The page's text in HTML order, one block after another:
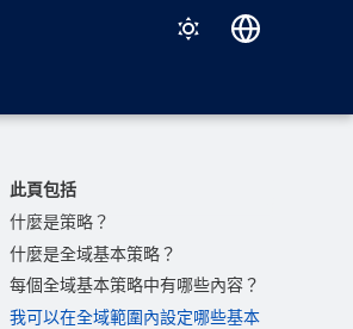
Italiano
日本語
此頁包括
什麼是策略？
什麼是全域基本策略？
每個全域基本策略中有哪些內容？
我可以在全域範圍內設定哪些基本